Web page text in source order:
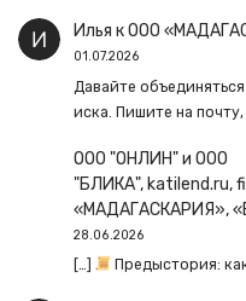
Илья кООО
01.07.2026
Давайте
иска. Пишите на
ООО "ОНЛИН" и ООО
"БЛИКА", katilend.ru,
«МАДАГАСКАРИЯ»,
28.06.2026
[…] Предыстория: